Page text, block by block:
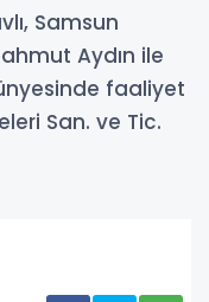
Samsun
Aydın ile
faaliyet
San. ve Tic.